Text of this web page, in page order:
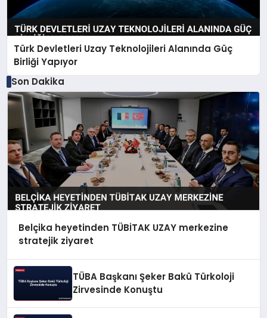
Türk Devletleri Uzay Teknolojileri Alanında Güç
Birliği Yapıyor
Son Dakika
Belçika heyetinden TÜBİTAK UZAY merkezine
stratejik ziyaret
TÜBA Başkanı Şeker Bakü Türkoloji
Zirvesinde Konuştu